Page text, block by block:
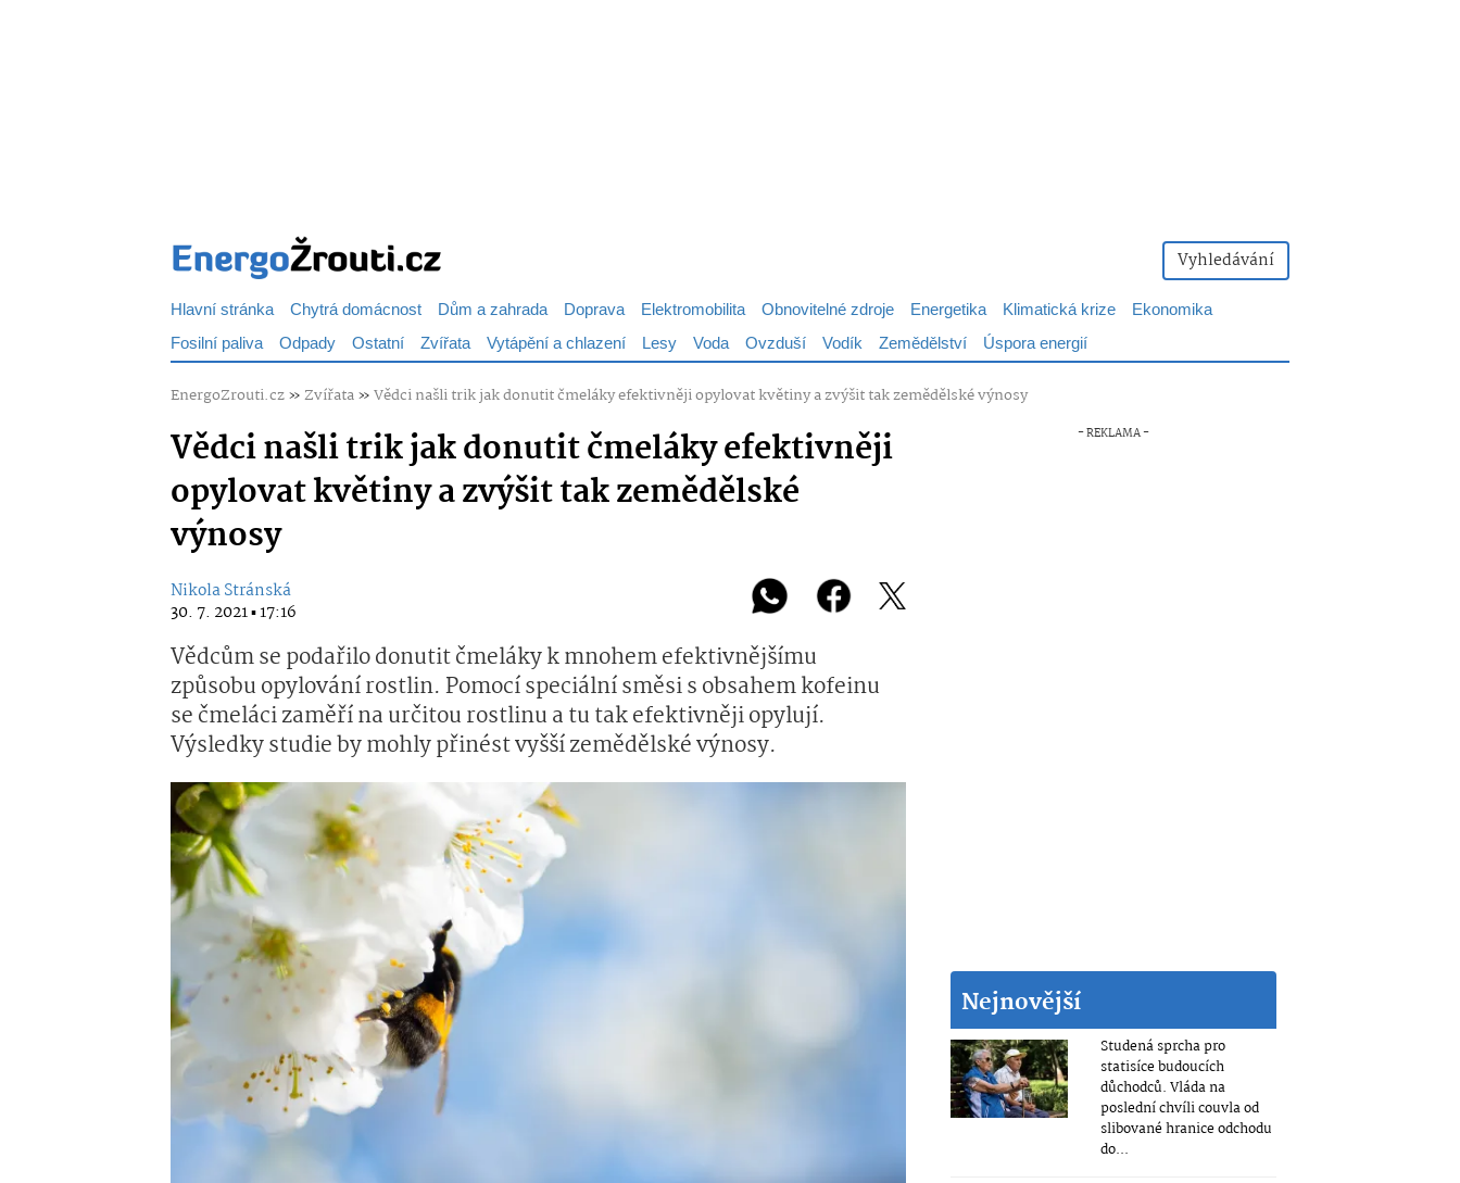
Vyhledávání
Hlavní stránka Chytrá domácnost Dům a zahrada Doprava Elektromobilita Obnovitelné zdroje Energetika Klimatická krize
Ekonomika
Fosilní paliva Odpady Ostatní Zvířata Vytápění a chlazení Lesy Voda Ovzduší Vodík Zemědělství Úspora energií
EnergoZrouti.cz»Zvířata»Vědci našli trik jak donutit čmeláky efektivněji opylovat květiny a zvýšit tak zemědělské výnosy
Vědci našli trik jak donutit čmeláky efektivněji
opylovat květiny a zvýšit tak zemědělské
výnosy
Nikola Stránská
30. 7. 2021 ▪ 17:16
Vědcům se podařilo donutit čmeláky k mnohem efektivnějšímu
způsobu opylování rostlin. Pomocí speciální směsi s obsahem kofeinu
se čmeláci zaměří na určitou rostlinu a tu tak efektivněji opylují.
Výsledky studie by mohly přinést vyšší zemědělské výnosy.
Nejnovější
Studená sprcha pro
statisíce budoucích
důchodců. Vláda na
poslední chvíli couvla od
slibované hranice odchodu
do...